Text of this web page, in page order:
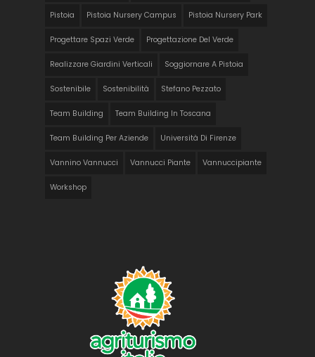
Pistoia Pistoia Nursery Campus Pistoia Nursery Park
Progettare Spazi Verde Progettazione Del Verde
Realizzare Giardini Verticali Soggiornare A Pistoia
Sostenibile Sostenibilità Stefano Pezzato
Team Building Team Building In Toscana
Team Building Per Aziende Università Di Firenze
Vannino Vannucci Vannucci Piante Vannuccipiante
Workshop